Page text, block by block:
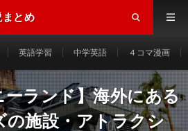
まとめ
英語学習 中学英語 ４コマ漫画
ーランド】海外にある
の施設・アトラクシ